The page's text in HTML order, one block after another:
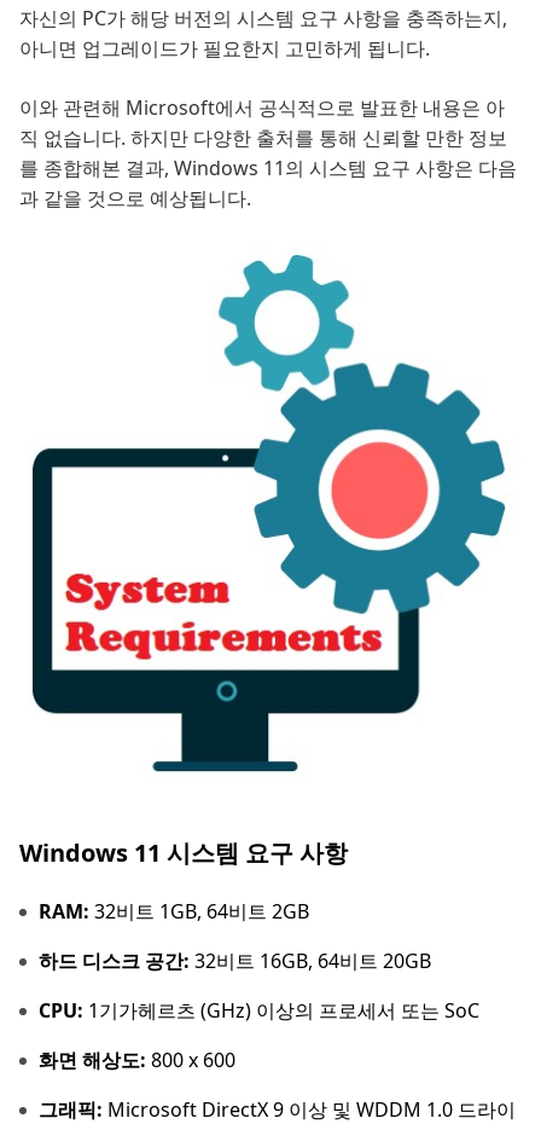
자신의 PC가 해당 버전의 시스템 요구 사항을 충족하는지,
아니면 업그레이드가 필요한지 고민하게 됩니다.
이와 관련해 Microsoft에서 공식적으로 발표한 내용은 아
직 없습니다. 하지만 다양한 출처를 통해 신뢰할 만한 정보
를 종합해본 결과, Windows 11의 시스템 요구 사항은 다음
과 같을 것으로 예상됩니다.
Windows 11 시스템 요구 사항
RAM: 32비트 1GB, 64비트 2GB
하드 디스크 공간: 32비트 16GB, 64비트 20GB
CPU: 1기가헤르츠 (GHz) 이상의 프로세서 또는 SoC
화면 해상도: 800 x 600
그래픽: Microsoft DirectX 9 이상 및 WDDM 1.0 드라이